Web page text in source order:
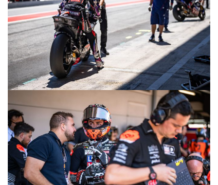
© intactGP